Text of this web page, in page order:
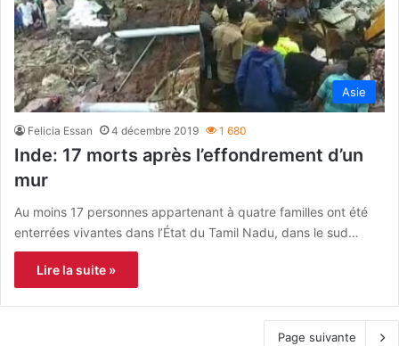
Asie
Felicia Essan 4 décembre 2019 1 680
Inde: 17 morts après l’effondrement d’un
mur
Au moins 17 personnes appartenant à quatre familles ont été
enterrées vivantes dans l’État du Tamil Nadu, dans le sud…
Lire la suite »
Page suivante